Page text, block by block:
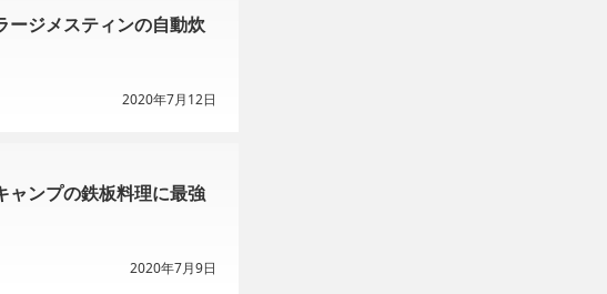
ージメスティンの自動炊
2020年7月12日
ャンプの鉄板料理に最強
2020年7月9日